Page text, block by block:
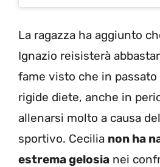
La ragazza ha aggiunto
Ignazio reisisterà
fame visto che in
rigide diete, anche in
allenarsi molto a causa
sportivo. Cecilia non ha
estrema gelosia nei